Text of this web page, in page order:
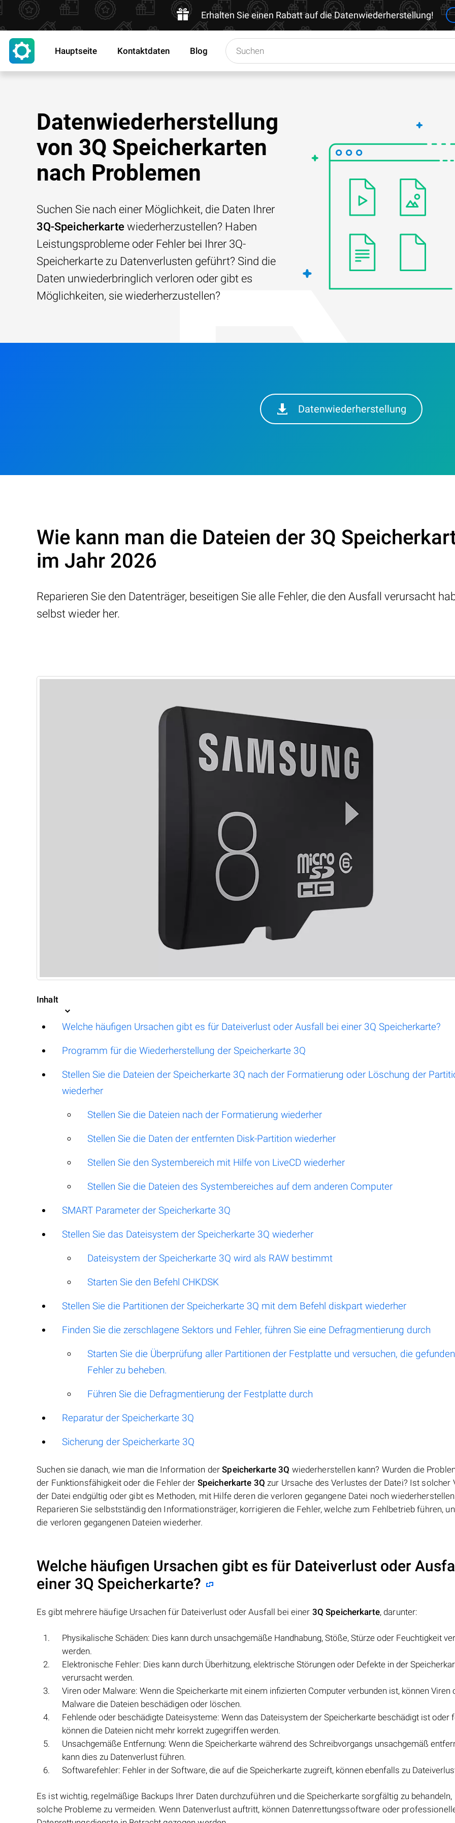
Erhalten Sie einen Rabatt auf die Datenwiederherstellung!
Hauptseite Kontaktdaten Blog
Datenwiederherstellung
von 3Q Speicherkarten
nach Problemen
Suchen Sie nach einer Möglichkeit, die Daten Ihrer
3Q-Speicherkarte wiederherzustellen? Haben
Leistungsprobleme oder Fehler bei Ihrer 3Q-
Speicherkarte zu Datenverlusten geführt? Sind die
Daten unwiederbringlich verloren oder gibt es
Möglichkeiten, sie wiederherzustellen?
Datenwiederherstellung
Wie kann man die Dateien der 3Q
im Jahr 2026
Reparieren Sie den Datenträger, beseitigen Sie alle Fehler, die den Ausfall verursacht
selbst wieder her.
Inhalt
Welche häufigen Ursachen gibt es für Dateiverlust oder Ausfall bei einer 3Q Speicherkarte?
Programm für die Wiederherstellung der Speicherkarte 3Q
Stellen Sie die Dateien der Speicherkarte 3Q nach der Formatierung oder Löschung der
wiederher
Stellen Sie die Dateien nach der Formatierung wiederher
Stellen Sie die Daten der entfernten Disk-Partition wiederher
Stellen Sie den Systembereich mit Hilfe von LiveCD wiederher
Stellen Sie die Dateien des Systembereiches auf dem anderen Computer
SMART Parameter der Speicherkarte 3Q
Stellen Sie das Dateisystem der Speicherkarte 3Q wiederher
Dateisystem der Speicherkarte 3Q wird als RAW bestimmt
Starten Sie den Befehl CHKDSK
Stellen Sie die Partitionen der Speicherkarte 3Q mit dem Befehl diskpart wiederher
Finden Sie die zerschlagene Sektors und Fehler, führen Sie eine Defragmentierung durch
Starten Sie die Überprüfung aller Partitionen der Festplatte und versuchen, die
Fehler zu beheben.
Führen Sie die Defragmentierung der Festplatte durch
Reparatur der Speicherkarte 3Q
Sicherung der Speicherkarte 3Q
Suchen sie danach, wie man die Information derSpeicherkarte 3Q wiederherstellen kann? Wurden die
der Funktionsfähigkeit oder die Fehler der Speicherkarte 3Q zur Ursache des Verlustes der Datei? Ist solcher
der Datei endgültig oder gibt es Methoden, mit Hilfe deren die verloren gegangene Datei noch
Reparieren Sie selbstständig den Informationsträger, korrigieren die Fehler, welche zum Fehlbetrieb führen,
die verloren gegangenen Dateien wiederher.
Welche häufigen Ursachen gibt es für Dateiverlust oder
einer 3Q Speicherkarte?
Es gibt mehrere häufige Ursachen für Dateiverlust oder Ausfall bei einer 3Q Speicherkarte, darunter:
Physikalische Schäden: Dies kann durch unsachgemäße Handhabung, Stöße, Stürze oder Feuchtigkeit
werden.
Elektronische Fehler: Dies kann durch Überhitzung, elektrische Störungen oder Defekte in der
verursacht werden.
Viren oder Malware: Wenn die Speicherkarte mit einem infizierten Computer verbunden ist, können Viren
Malware die Dateien beschädigen oder löschen.
Fehlende oder beschädigte Dateisysteme: Wenn das Dateisystem der Speicherkarte beschädigt ist oder
können die Dateien nicht mehr korrekt zugegriffen werden.
Unsachgemäße Entfernung: Wenn die Speicherkarte während des Schreibvorgangs unsachgemäß
kann dies zu Datenverlust führen.
Softwarefehler: Fehler in der Software, die auf die Speicherkarte zugreift, können ebenfalls zu
Es ist wichtig, regelmäßige Backups Ihrer Daten durchzuführen und die Speicherkarte sorgfältig zu behandeln,
solche Probleme zu vermeiden. Wenn Datenverlust auftritt, können Datenrettungssoftware oder